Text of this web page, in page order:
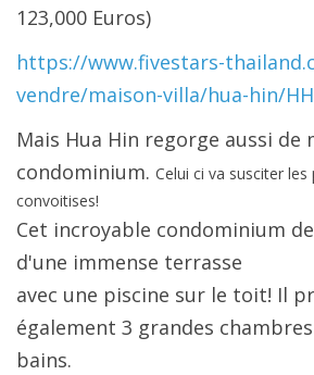
123,000 Euros)
https://www.fivestars-
vendre/maison-villa/hua-hin/
Mais Hua Hin regorge aussi de
condominium. Celui ci va susciter les
convoitises!
Cet incroyable condominium
d'une immense terrasse
avec une piscine sur le toit! Il
également 3 grandes
bains.